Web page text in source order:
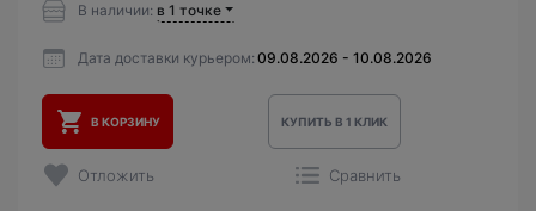
В наличии: в 1 точке
Дата доставки курьером: 09.08.2026 - 10.08.2026
В КОРЗИНУ КУПИТЬ В 1 КЛИК
Отложить Сравнить